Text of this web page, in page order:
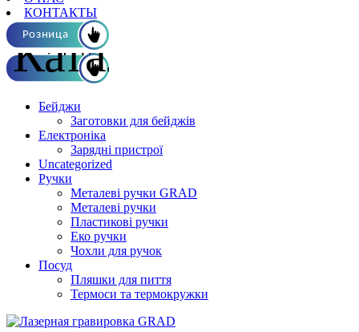
КОНТАКТЫ
Розница
Каталог ОПТ
Бейджи
Заготовки для бейджів
Електроніка
Зарядні пристрої
Uncategorized
Ручки
Металеві ручки GRAD
Металеві ручки
Пластикові ручки
Еко ручки
Чохли для ручок
Посуд
Пляшки для пиття
Термоси та термокружки